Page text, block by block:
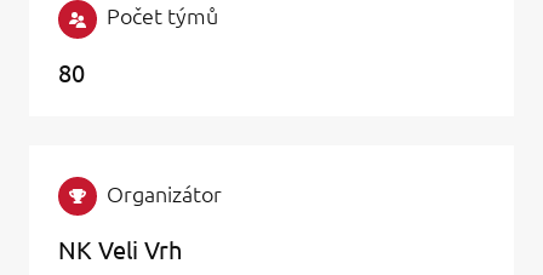
Počet týmů
80
Organizátor
NK Veli Vrh